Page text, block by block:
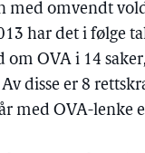
med omvendt
har det i følge
om OVA i 14
disse er 8
med OVA-lenke